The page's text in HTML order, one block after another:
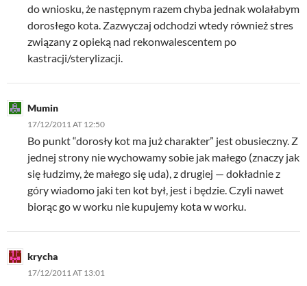
do wniosku, że następnym razem chyba jednak wolałabym
dorosłego kota. Zazwyczaj odchodzi wtedy również stres
związany z opieką nad rekonwalescentem po
kastracji/sterylizacji.
Mumin
17/12/2011 AT 12:50
Bo punkt “dorosły kot ma już charakter” jest obusieczny. Z
jednej strony nie wychowamy sobie jak małego (znaczy jak
się łudzimy, że małego się uda), z drugiej — dokładnie z
góry wiadomo jaki ten kot był, jest i będzie. Czyli nawet
biorąc go w worku nie kupujemy kota w worku.
krycha
17/12/2011 AT 13:01